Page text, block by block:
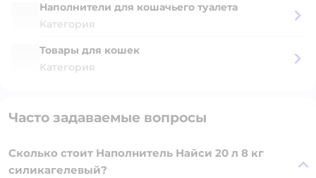
Наполнители для кошачьего туалета
Категория
Товары для кошек
Категория
Часто задаваемые вопросы
Сколько стоит Наполнитель Найси 20 л 8 кг
силикагелевый?